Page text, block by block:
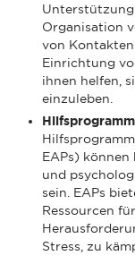
Organisation
von
Einrichtung
ihnen helfen,
einzuleben.
EAPs)
und
sein. EAPs
Ressourcen
Stress, zu